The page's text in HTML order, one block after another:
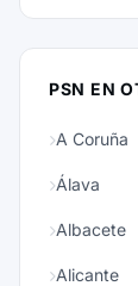
PSN EN
A Coruña
Álava
Albacete
Alicante